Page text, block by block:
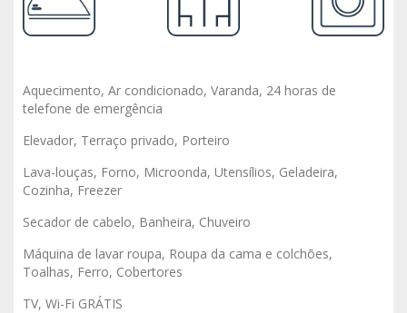
Aquecimento, Ar condicionado, Varanda, 24 horas de
telefone de emergência
Elevador, Terraço privado, Porteiro
Lava-louças, Forno, Microonda, Utensílios, Geladeira,
Cozinha, Freezer
Secador de cabelo, Banheira, Chuveiro
Máquina de lavar roupa, Roupa da cama e colchões,
Toalhas, Ferro, Cobertores
TV, Wi-Fi GRÁTIS